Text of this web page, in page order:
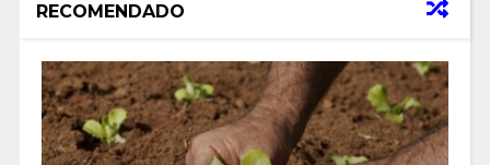
RECOMENDADO